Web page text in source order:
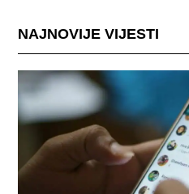
NAJNOVIJE VIJESTI